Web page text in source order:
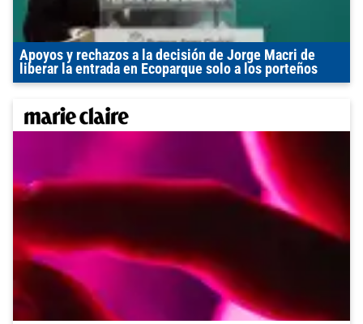
Apoyos y rechazos a la decisión de Jorge Macri de
liberar la entrada en Ecoparque solo a los porteños